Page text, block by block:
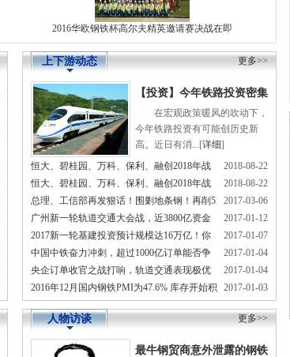
2016华欧钢铁杯高尔夫精英邀请赛决战在即
更多>>
上下游动态
【投资】今年铁路投资密集
上调或再破8000亿
在宏观政策暖风的吹动下，
今年铁路投资有可能创历史新
高。近日有消...[详细]
2018-08-22
恒大、碧桂园、万科、保利、融创2018年战
略布局、拿地策略！
2018-08-22
恒大、碧桂园、万科、保利、融创2018年战
略布局、拿地策略！
2017-03-06
总理、工信部再发狠话！围剿地条钢！再削5
千万钢产能！钢市好戏要来了
2017-01-12
广州新一轮轨道交通大会战，近3800亿资金
有着落！
2017-01-07
2017新一轮基建投资预计规模达16万亿！你
准备好了吗？
2017-01-04
中国中铁奋力冲刺，超过1000亿订单能否争
得三甲？
2017-01-04
央企订单收官之战打响，轨道交通表现极优
的中国铁建战况如何？
2017-01-03
2016年12月国内钢铁PMI为47.6% 库存开始积
更多>>
人物访谈
最牛钢贸商意外泄露的钢铁